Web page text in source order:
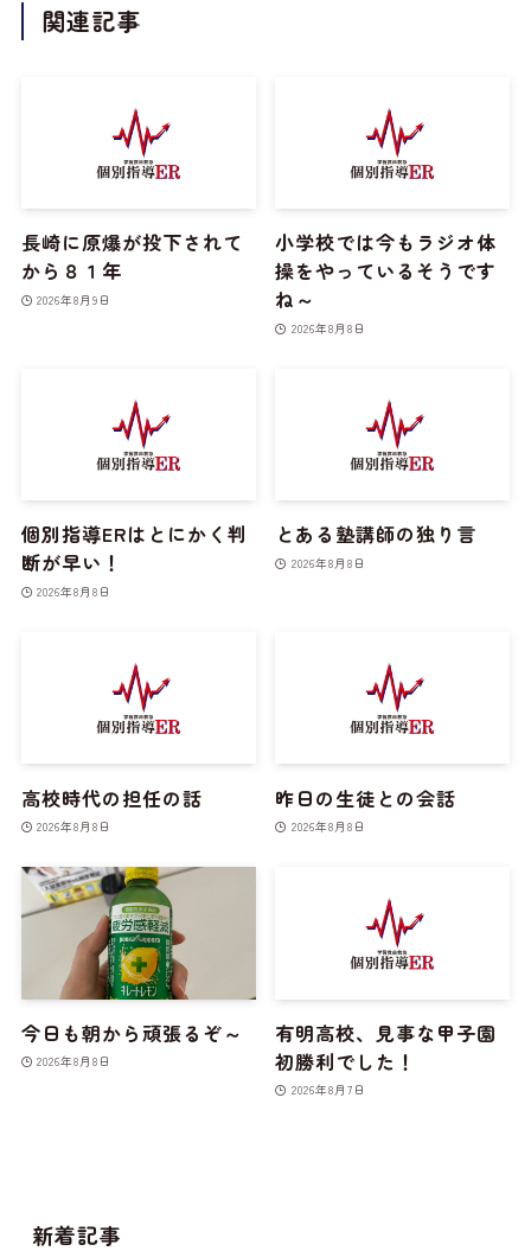
関連記事
長崎に原爆が投下されて
から８１年
2026年8月9日
小学校では今もラジオ体
操をやっているそうです
ね～
2026年8月8日
個別指導ERはとにかく判
断が早い！
2026年8月8日
とある塾講師の独り言
2026年8月8日
高校時代の担任の話
2026年8月8日
昨日の生徒との会話
2026年8月8日
今日も朝から頑張るぞ～
2026年8月8日
有明高校、見事な甲子園
初勝利でした！
2026年8月7日
新着記事